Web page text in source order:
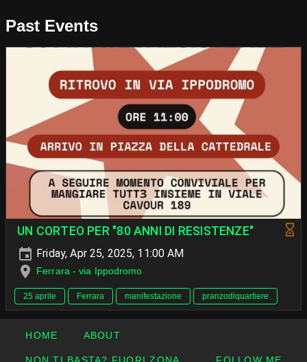
Past Events
UN CORTEO PER "80 ANNI DI RESISTENZE"
Friday, Apr 25, 2025, 11:00 AM
Ferrara - via Ippodromo
25 aprile Ferrara manifestazione pranzodiquartiere
HOME ABOUT